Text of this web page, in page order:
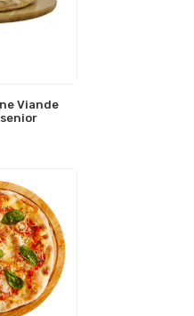
Viande